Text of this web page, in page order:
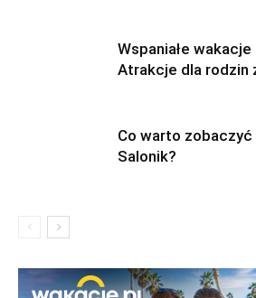
Wspaniałe wakacje
Atrakcje dla rodzin
Co warto
Salonik?